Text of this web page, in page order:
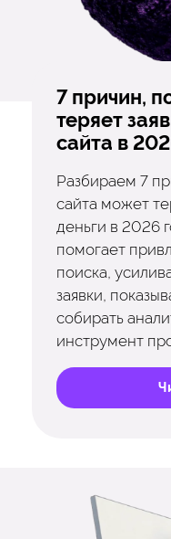
7 причин,
теряет
сайта в
Разбираем 7
сайта может
деньги в 2026
помогает
поиска,
заявки,
собирать
инструмент